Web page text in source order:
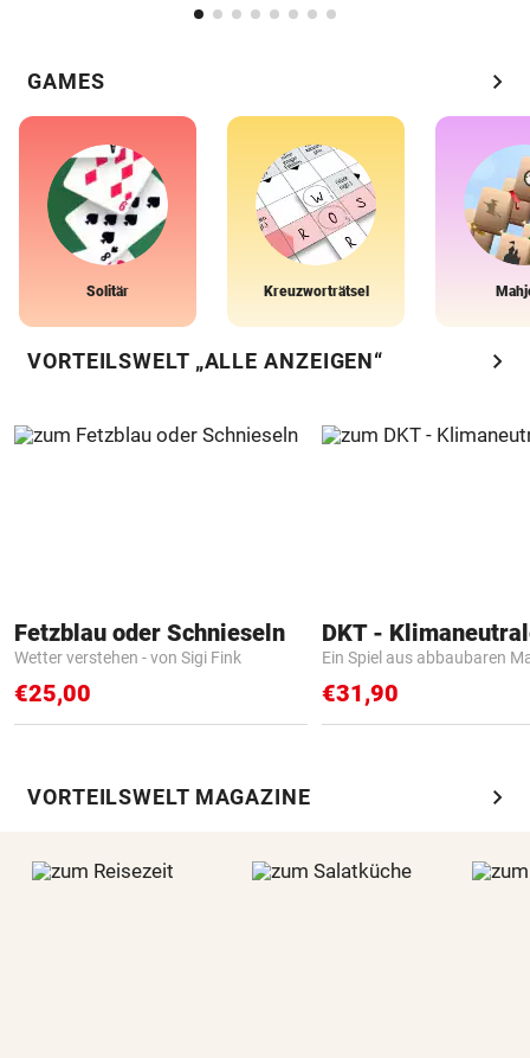
GAMES chevron_right
Solitär Kreuzworträtsel
VORTEILSWELT „ALLE ANZEIGEN“ chevron_right
Fetzblau oder Schnieseln
Wetter verstehen - von Sigi Fink
€25,00
Ein Spiel aus abbaubaren
€31,90
VORTEILSWELT MAGAZINE chevron_right